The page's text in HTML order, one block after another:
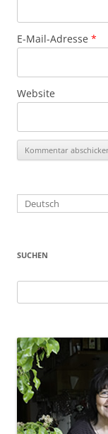
E-Mail-Adresse *
Website
Deutsch
SUCHEN
nach: